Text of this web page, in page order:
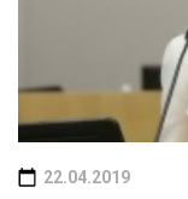
22.04.2019